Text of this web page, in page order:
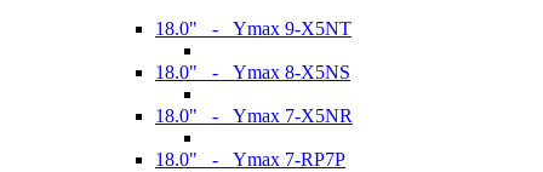
18.0" - Ymax 9-X5NT
18.0" - Ymax 8-X5NS
18.0" - Ymax 7-X5NR
18.0" - Ymax 7-RP7P